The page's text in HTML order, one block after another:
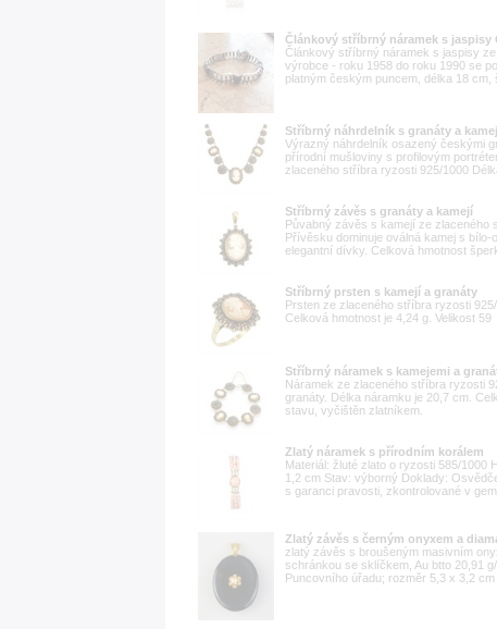
Článkový stříbrný náramek s jaspisy
Článkový stříbrný náramek s jaspisy
výrobce - roku 1958 do roku 1990 se
platným českým puncem, délka 18 cm,
Stříbrný náhrdelník s granáty a
Výrazný náhrdelník osazený českými
přírodní mušloviny s profilovým
zlaceného stříbra ryzosti 925/1000
Stříbrný závěs s granáty a kamejí
Půvabný závěs s kamejí ze zlaceného
Přívěsku dominuje oválná kamej s
elegantní dívky. Celková hmotnost
Stříbrný prsten s kamejí a granáty
Prsten ze zlaceného stříbra ryzosti
Celková hmotnost je 4,24 g. Velikost 59
Stříbrný náramek s kamejemi a
Náramek ze zlaceného stříbra ryzosti
granáty. Délka náramku je 20,7 cm.
stavu, vyčištěn zlatníkem.
Zlatý náramek s přírodním korálem
Materiál: žluté zlato o ryzosti 585/1000
1,2 cm Stav: výborný Doklady:
s garanci pravosti, zkontrolované v
Zlatý závěs s černým onyxem a
zlatý závěs s broušeným masivním
schránkou se sklíčkem, Au btto 20,91
Puncovního úřadu; rozměr 5,3 x 3,2 cm